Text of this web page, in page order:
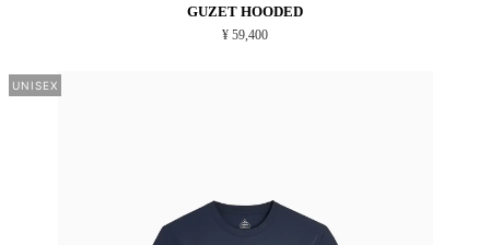
GUZET HOODED
¥ 59,400
UNISEX